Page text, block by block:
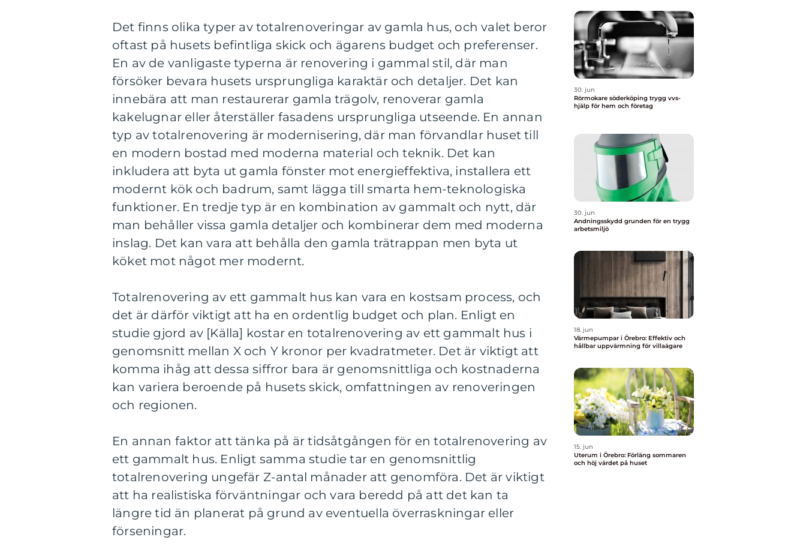
Det finns olika typer av totalrenoveringar av gamla hus, och valet beror
oftast på husets befintliga skick och ägarens budget och preferenser.
En av de vanligaste typerna är renovering i gammal stil, där man
försöker bevara husets ursprungliga karaktär och detaljer. Det kan
innebära att man restaurerar gamla trägolv, renoverar gamla
kakelugnar eller återställer fasadens ursprungliga utseende. En annan
typ av totalrenovering är modernisering, där man förvandlar huset till
en modern bostad med moderna material och teknik. Det kan
inkludera att byta ut gamla fönster mot energieffektiva, installera ett
modernt kök och badrum, samt lägga till smarta hem-teknologiska
funktioner. En tredje typ är en kombination av gammalt och nytt, där
man behåller vissa gamla detaljer och kombinerar dem med moderna
inslag. Det kan vara att behålla den gamla trätrappan men byta ut
köket mot något mer modernt.
Totalrenovering av ett gammalt hus kan vara en kostsam process, och
det är därför viktigt att ha en ordentlig budget och plan. Enligt en
studie gjord av [Källa] kostar en totalrenovering av ett gammalt hus i
genomsnitt mellan X och Y kronor per kvadratmeter. Det är viktigt att
komma ihåg att dessa siffror bara är genomsnittliga och kostnaderna
kan variera beroende på husets skick, omfattningen av renoveringen
och regionen.
En annan faktor att tänka på är tidsåtgången för en totalrenovering av
ett gammalt hus. Enligt samma studie tar en genomsnittlig
totalrenovering ungefär Z-antal månader att genomföra. Det är viktigt
att ha realistiska förväntningar och vara beredd på att det kan ta
längre tid än planerat på grund av eventuella överraskningar eller
förseningar.
30. jun
Rörmokare söderköping trygg vvs-
hjälp för hem och företag
30. jun
Andningsskydd grunden för en trygg
arbetsmiljö
18. jun
Värmepumpar i Örebro: Effektiv och
hållbar uppvärmning för villaägare
15. jun
Uterum i Örebro: Förläng sommaren
och höj värdet på huset